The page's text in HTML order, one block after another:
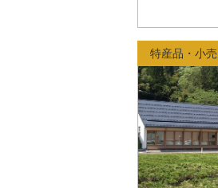
特産品・小